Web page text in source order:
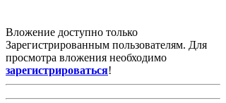
Вложение доступно только
Зарегистрированным пользователям. Для
просмотра вложения необходимо
зарегистрироваться!